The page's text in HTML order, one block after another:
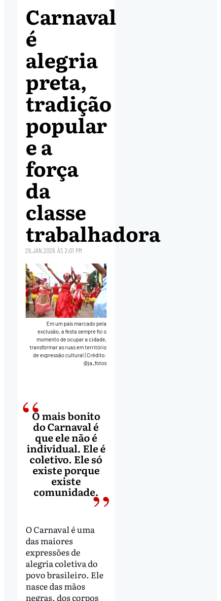
Carnaval
é
alegria
preta,
tradição
popular
e a
força
da
classe
trabalhadora
28.JAN.2026 ÀS2:01 PM
Em um país marcado pela
exclusão, a festa sempre foi o
momento de ocupar a cidade,
transformar as ruas em território
de expressão cultural |Crédito:
@ja_fotos
O mais bonito
do Carnaval é
que ele não é
individual. Ele é
coletivo. Ele só
existe porque
existe
comunidade.
O Carnaval é uma
das maiores
expressões de
alegria coletiva do
povo brasileiro. Ele
nasce das mãos
negras, dos corpos